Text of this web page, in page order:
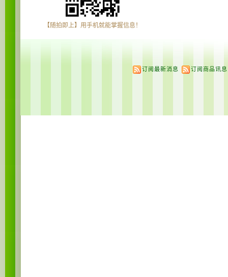
【随拍即上】用手机就能掌握信息！
订阅最新消息 订阅商品讯息